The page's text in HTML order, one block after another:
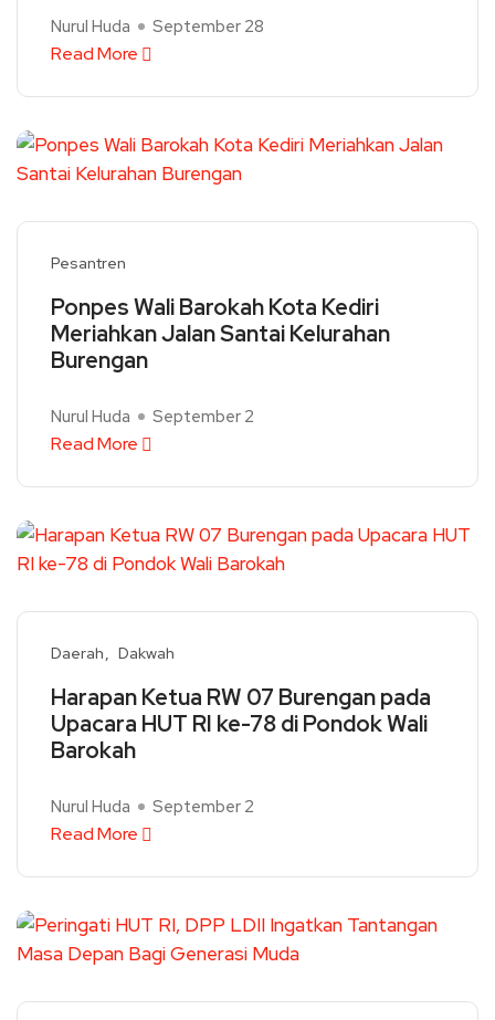
Nurul Huda September 28
Read More
Pesantren
Ponpes Wali Barokah Kota Kediri
Meriahkan Jalan Santai Kelurahan
Burengan
Nurul Huda September 2
Read More
Daerah Dakwah
Harapan Ketua RW 07 Burengan pada
Upacara HUT RI ke-78 di Pondok Wali
Barokah
Nurul Huda September 2
Read More